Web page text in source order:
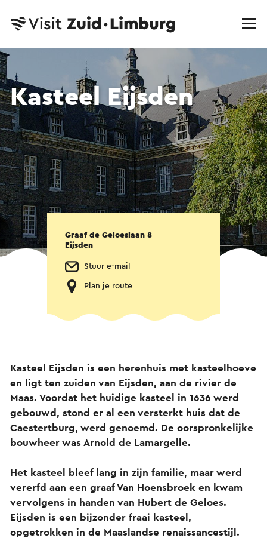
Kasteel Eijsden
Graaf de Geloeslaan 8
Eijsden
Stuur e-mail
Plan je route
Kasteel Eijsden is een herenhuis met kasteelhoeve
en ligt ten zuiden van Eijsden, aan de rivier de
Maas. Voordat het huidige kasteel in 1636 werd
gebouwd, stond er al een versterkt huis dat de
Caestertburg, werd genoemd. De oorspronkelijke
bouwheer was Arnold de Lamargelle.
Het kasteel bleef lang in zijn familie, maar werd
vererfd aan een graaf Van Hoensbroek en kwam
vervolgens in handen van Hubert de Geloes.
Eijsden is een bijzonder fraai kasteel,
opgetrokken in de Maaslandse renaissancestijl.